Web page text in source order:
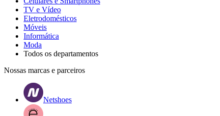
TV e Vídeo
Eletrodomésticos
Móveis
Informática
Moda
Todos os departamentos
Nossas marcas e parceiros
Netshoes